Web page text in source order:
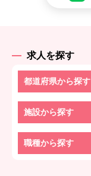
求人を探す
都道府県から探す
施設から探す
職種から探す